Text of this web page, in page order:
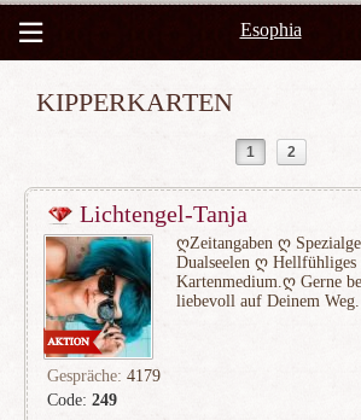
Esophia
KIPPERKARTEN
1 2
Lichtengel-Tanja
Code: 249
ღZeitangaben ღ
Dualseelen ღ Hellfühliges
Kartenmedium.ღ Gerne
liebevoll auf Deinem
Gespräche: 4179